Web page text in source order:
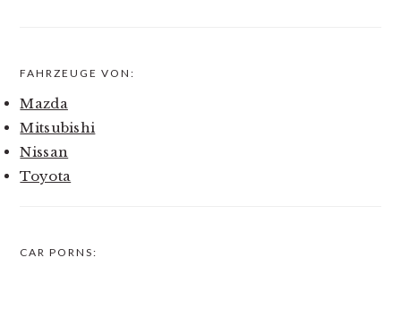
FAHRZEUGE VON:
Mazda
Mitsubishi
Nissan
Toyota
CAR PORNS: